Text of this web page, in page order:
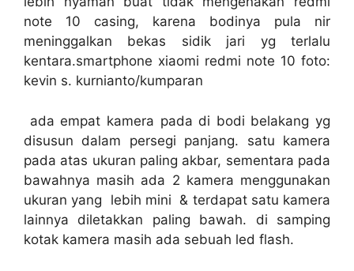
note 10 casing, karena bodinya pula nir
meninggalkan bekas sidik jari yg terlalu
kentara.smartphone xiaomi redmi note 10 foto:
kevin s. kurnianto/kumparan
ada empat kamera pada di bodi belakang yg
disusun dalam persegi panjang. satu kamera
pada atas ukuran paling akbar, sementara pada
bawahnya masih ada 2 kamera menggunakan
ukuran yang lebih mini & terdapat satu kamera
lainnya diletakkan paling bawah. di samping
kotak kamera masih ada sebuah led flash.